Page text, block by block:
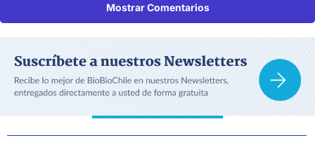
Mostrar Comentarios